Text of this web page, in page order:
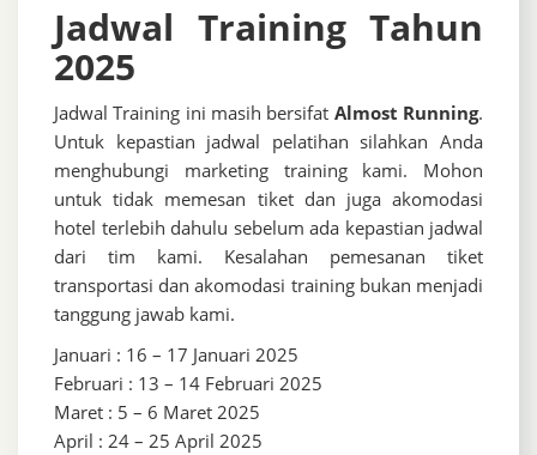
Jadwal Training Tahun
2025
Jadwal Training ini masih bersifat Almost Running.
Untuk kepastian jadwal pelatihan silahkan Anda
menghubungi marketing training kami. Mohon
untuk tidak memesan tiket dan juga akomodasi
hotel terlebih dahulu sebelum ada kepastian jadwal
dari tim kami. Kesalahan pemesanan tiket
transportasi dan akomodasi training bukan menjadi
tanggung jawab kami.
Januari : 16 – 17 Januari 2025
Februari : 13 – 14 Februari 2025
Maret : 5 – 6 Maret 2025
April : 24 – 25 April 2025